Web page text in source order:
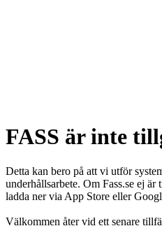
FASS är inte
Detta kan bero på att vi utför
underhållsarbete. Om Fass.se ej
ladda ner via App Store eller
Välkommen åter vid ett senare